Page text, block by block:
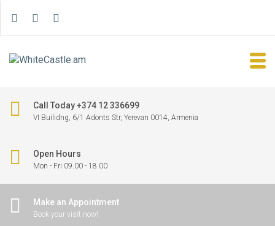
Call Today +374 12 336699
VI Builidng, 6/1 Adonts Str, Yerevan 0014, Armenia
Open Hours
Mon - Fri 09.00 - 18.00
Make an Appointment
Book your visit now!